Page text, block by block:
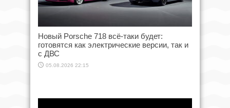
Новый Porsche 718 всё-таки будет:
готовятся как электрические версии, так и
с ДВС
05.08.2026 22:15